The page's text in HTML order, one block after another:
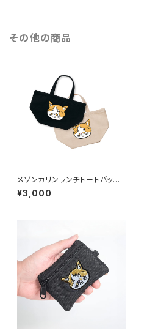
その他の商品
メゾンカリンランチトートバッグ
（ナチュラル）「デザインがかわい
いもん！」
¥3,000